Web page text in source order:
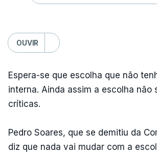
OUVIR
Espera-se que escolha que não
interna. Ainda assim a escolha não
críticas.
Pedro Soares, que se demitiu da
diz que nada vai mudar com a